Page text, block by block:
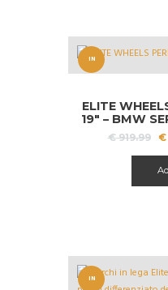
IN
A!
ELITE
19″ – BMW
€919.99
Il
€
€
IN